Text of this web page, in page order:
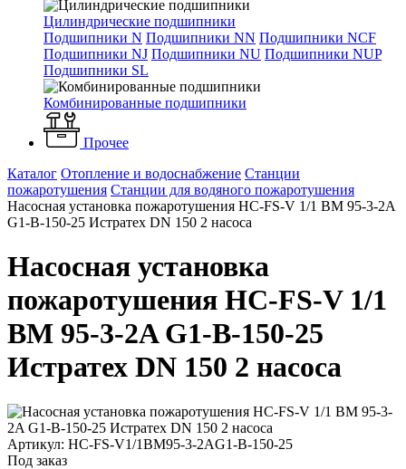
Цилиндрические подшипники
Подшипники N Подшипники NN Подшипники NCF
Подшипники NJ Подшипники NU Подшипники NUP
Подшипники SL
Комбинированные подшипники
Прочее
Каталог Отопление и водоснабжение Станции
пожаротушения Станции для водяного пожаротушения
Насосная установка пожаротушения HC-FS-V 1/1 BM 95-3-2A
G1-B-150-25 Истратех DN 150 2 насоса
Насосная установка
пожаротушения HC-FS-V 1/1
BM 95-3-2A G1-B-150-25
Истратех DN 150 2 насоса
Артикул: HC-FS-V1/1BM95-3-2AG1-B-150-25
Под заказ